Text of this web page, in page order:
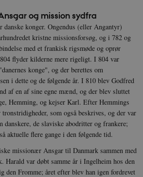
og mission sydfra
danske konger. Ongendus (eller Angantyr)
kristne missionsforsøg, og i 782 og
med et frankisk rigsmøde og oprør
flyder kilderne mere rigeligt. I 804 var
konge", og der berettes om
i dette og de følgende år. I 810 blev Godfred
af en af sine egne mænd, og der blev sluttet
Hemming, og kejser Karl. Efter Hemmings
som også beskrives, og der var
danskere, de slaviske abodritter og frankere;
aktuelle flere gange i den følgende tid.
missionær Ansgar til Danmark sammen med
Harald var døbt samme år i Ingelheim hos den
den Fromme; året efter blev han igen fordrevet